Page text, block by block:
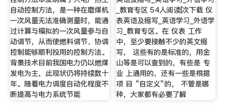
自动控制方法，是一种在磨煤机
一次风量无法准确测量时，能通
过计算与模拟的一次风量参与自
动调节，从而使燃料调节、协调
控制能够顺利投用的控制方法。
背景技术目前我国电力仍以燃煤
发电为主，此现状仍将持续数十
年。随着电力调度自动化程度不
断提高与电力系统节能
_教育专区 54人阅读|次下载 仪
表英语及缩写_英语学习_外语学
习_教育专区。在 仪表 工作
中，至少要接触不少的英文缩
写， 这些有的是标准的，用金
山等是可以查到的，有些是 专
业 上通用的，还有一些是根据
项 目 “自定义”的， 不管是哪
种，大家都有必要了解